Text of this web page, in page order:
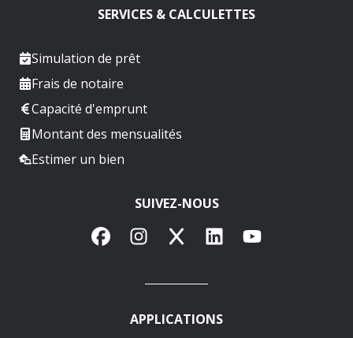
SERVICES & CALCULETTES
Simulation de prêt
Frais de notaire
Capacité d'emprunt
Montant des mensualités
Estimer un bien
SUIVEZ-NOUS
FacebookInstagram
X LinkedInYouTube
APPLICATIONS